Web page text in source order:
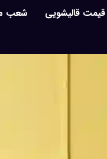
قیمت قالیشویی شعب